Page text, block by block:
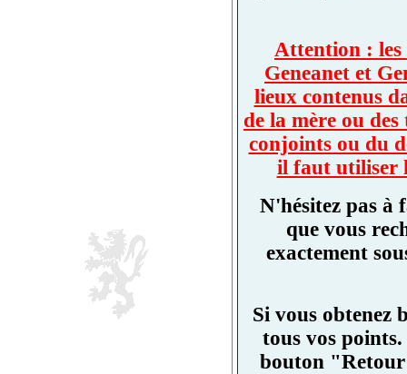
Attention : les
Geneanet et
lieux contenus
de la mère ou
conjoints ou du
il faut utiliser
N'hésitez pas à
que vous
exactement
Si vous obtenez
tous vos
bouton